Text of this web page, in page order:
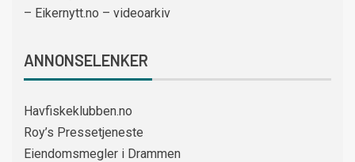
– Eikernytt.no – videoarkiv
ANNONSELENKER
Havfiskeklubben.no
Roy’s Pressetjeneste
Eiendomsmegler i Drammen